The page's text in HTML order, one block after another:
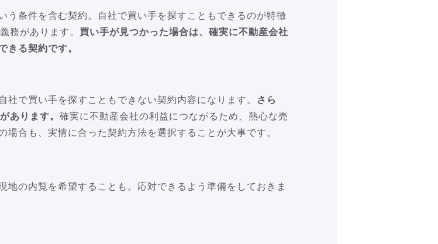
う条件を含む契約。自社で買い手を探すこともできるのが特徴
務があります。 買い手が見つかった場合は、確実に不動産会社
きる契約です。
で買い手を探すこともできない契約内容になります。
さら
あります。 確実に不動産会社の利益につながるため、熱心な売
合も、実情に合った契約方法を選択することが大事です。
地の内覧を希望することも。応対できるよう準備をしておきま